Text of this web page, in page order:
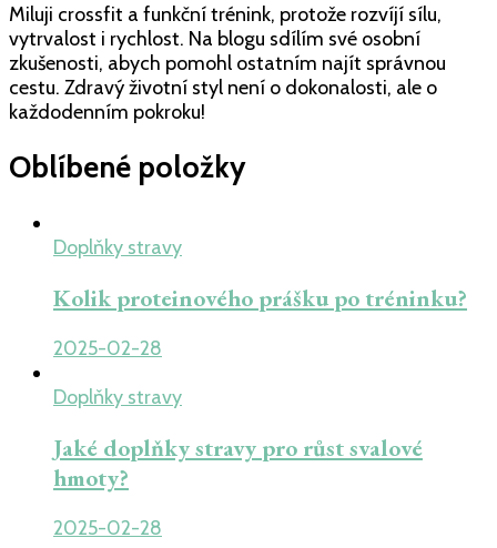
Miluji crossfit a funkční trénink, protože rozvíjí sílu,
vytrvalost i rychlost. Na blogu sdílím své osobní
zkušenosti, abych pomohl ostatním najít správnou
cestu. Zdravý životní styl není o dokonalosti, ale o
každodenním pokroku!
Oblíbené položky
Doplňky stravy
Kolik proteinového prášku po tréninku?
2025-02-28
Doplňky stravy
Jaké doplňky stravy pro růst svalové
hmoty?
2025-02-28